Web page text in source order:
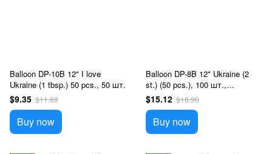
Balloon DP-10B 12" I love
Ukraine (1 tbsp.) 50 pcs., 50 шт.
$9.35 $11.69
Buy now
Balloon DP-8B 12" Ukraine (2
st.) (50 pcs.), 100 шт.,
12"/30см., Желтый,
Патріотичні
$15.12 $18.90
Buy now